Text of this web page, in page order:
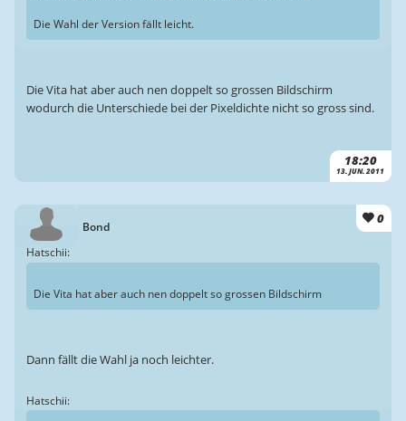
18:20
13. JUN. 2011
Die Wahl der Version fällt leicht.
Die Vita hat aber auch nen doppelt so grossen Bildschirm
wodurch die Unterschiede bei der Pixeldichte nicht so gross sind.
Bond 0
Hatschii:
Die Vita hat aber auch nen doppelt so grossen Bildschirm
Dann fällt die Wahl ja noch leichter.
Hatschii: